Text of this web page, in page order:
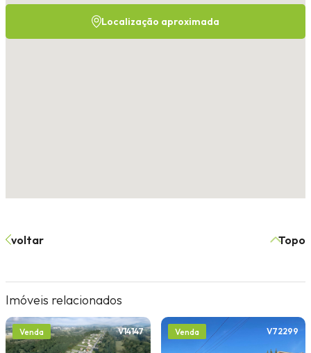
Localização aproximada
voltar Topo
Imóveis relacionados
Venda V14147 Venda V72299